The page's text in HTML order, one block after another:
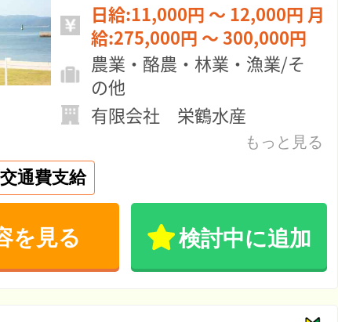
日給:11,000円 ～ 12,000円 月
給:275,000円 ～ 300,000円
農業・酪農・林業・漁業/そ
の他
有限会社 栄鶴水産
もっと見る
通費支給
を見る 検討中に追加